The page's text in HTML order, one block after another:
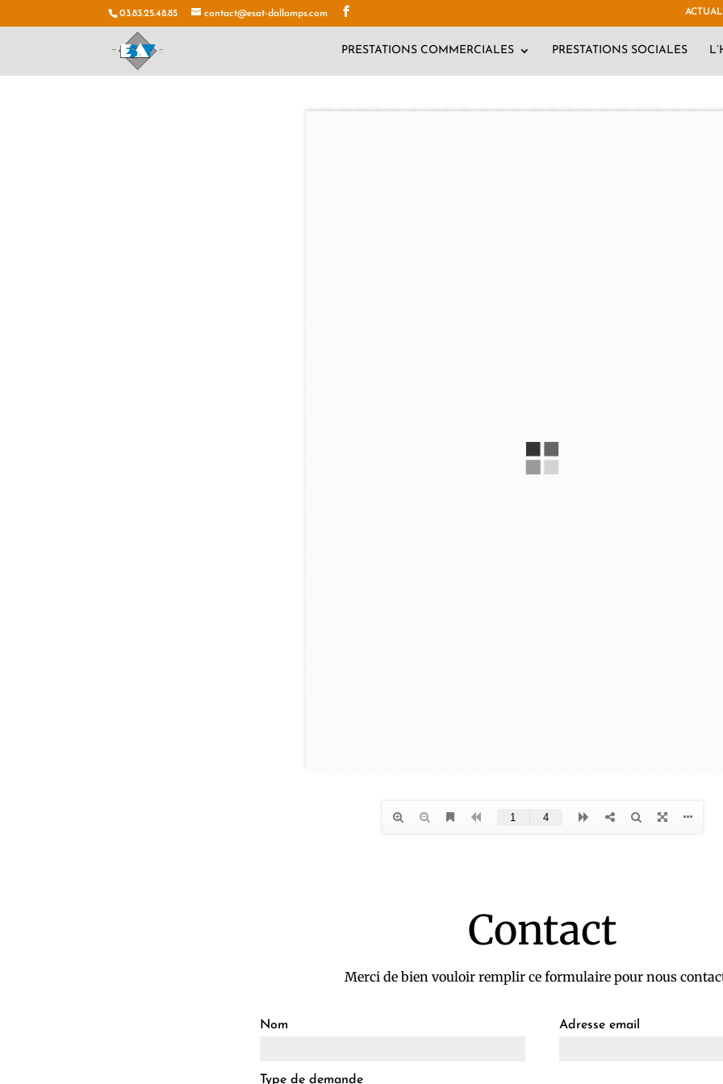
03.83.25.48.85 contact@esat-dallamps.com
PRESTATIONS COMMERCIALES PRESTATIONS SOCIALES
Contact
Merci de bien vouloir remplir ce formulaire pour nous
Nom Adresse email
Type de demande